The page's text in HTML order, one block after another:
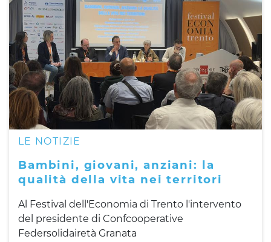
LE NOTIZIE
Bambini, giovani, anziani: la
qualità della vita nei territori
Al Festival dell'Economia di Trento l'intervento
del presidente di Confcooperative
Federsolidairetà Granata